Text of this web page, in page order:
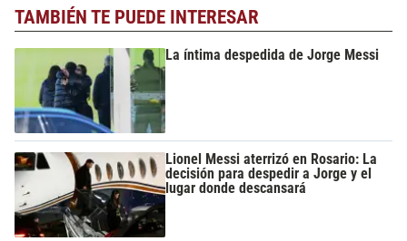
TAMBIÉN TE PUEDE INTERESAR
La íntima despedida de Jorge Messi
Lionel Messi aterrizó en Rosario: La
decisión para despedir a Jorge y el
lugar donde descansará